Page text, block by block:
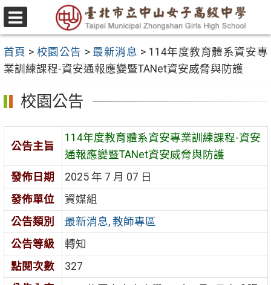
跳
至
要
內
容
區
選
單
首頁 > 校園公告 > 最新消息 > 114年度教育體系資安專
業訓練課程-資安通報應變暨TANet資安威脅與防護
校園公告
公告主旨
114年度教育體系資安專業訓練課程-資安
通報應變暨TANet資安威脅與防護
發佈日期
2025 年 7 月 07 日
發佈單位
資媒組
公告類別
最新消息, 教師專區
公告等級
轉知
點閱次數
327